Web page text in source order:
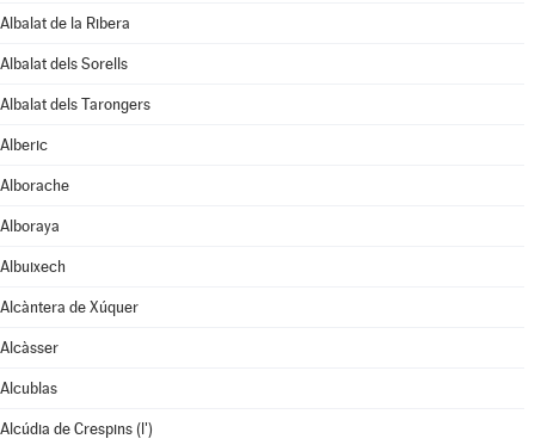
Albalat de la Ribera
Albalat dels Sorells
Albalat dels Tarongers
Alberic
Alborache
Alboraya
Albuixech
Alcàntera de Xúquer
Alcàsser
Alcublas
Alcúdia de Crespins (l')